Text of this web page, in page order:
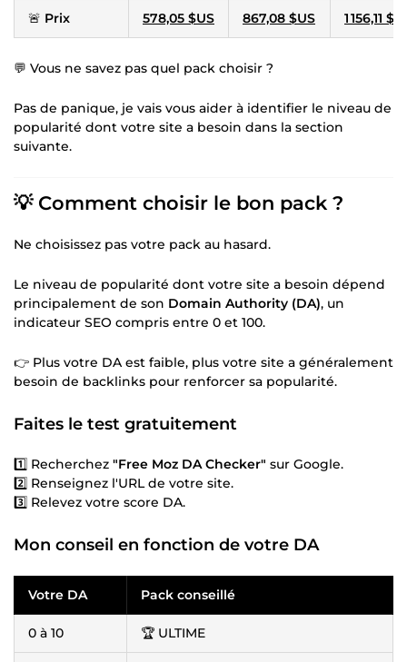
🚨 Prix 578,05 $US 867,08 $US 1 156,11
💬 Vous ne savez pas quel pack choisir ?
Pas de panique, je vais vous aider à identifier le niveau de
popularité dont votre site a besoin dans la section
suivante.
💡 Comment choisir le bon pack ?
Ne choisissez pas votre pack au hasard.
Le niveau de popularité dont votre site a besoin dépend
principalement de son Domain Authority (DA), un
indicateur SEO compris entre 0 et 100.
👉 Plus votre DA est faible, plus votre site a généralement
besoin de backlinks pour renforcer sa popularité.
Faites le test gratuitement
1️⃣ Recherchez "Free Moz DA Checker" sur Google.
2️⃣ Renseignez l'URL de votre site.
3️⃣ Relevez votre score DA.
Mon conseil en fonction de votre DA
Votre DA Pack conseillé
0 à 10 🏆 ULTIME